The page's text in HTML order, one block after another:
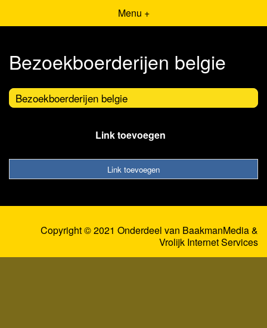
Menu +
Bezoekboerderijen belgie
Bezoekboerderijen belgie
Link toevoegen
Link toevoegen
Copyright © 2021 Onderdeel van BaakmanMedia&
Vrolijk Internet Services